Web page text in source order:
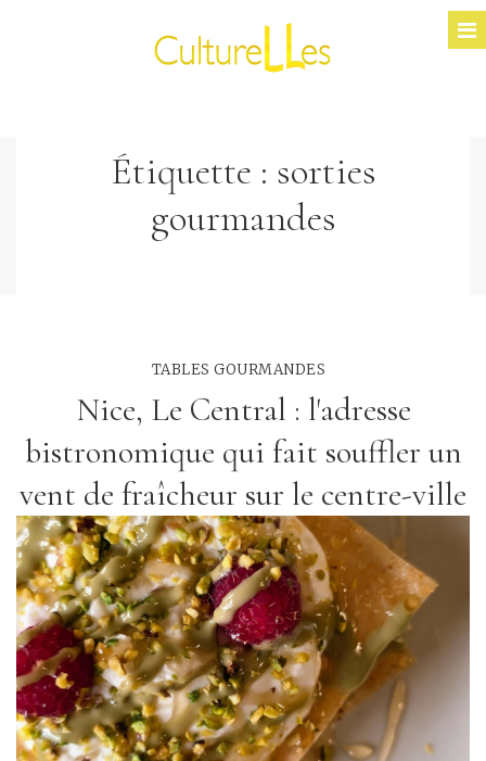
Étiquette : sorties
gourmandes
TABLES GOURMANDES
Nice, Le Central : l'adresse
bistronomique qui fait souffler un
vent de fraîcheur sur le centre-ville